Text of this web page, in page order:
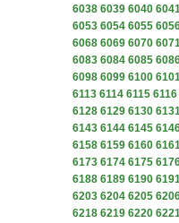
6038 6039 6040
6053 6054 6055
6068 6069 6070
6083 6084 6085
6098 6099 6100
6113 6114 6115 6116
6128 6129 6130
6143 6144 6145
6158 6159 6160
6173 6174 6175
6188 6189 6190
6203 6204 6205
6218 6219 6220